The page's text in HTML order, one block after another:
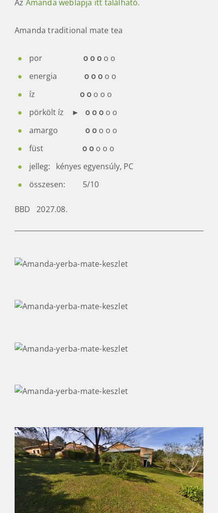
Az Amanda weblapja itt található.
Amanda traditional mate tea
por o o o o o
energia
o o o o o
íz o o o o o
pörkölt íz ► o o o o o
amargo o o o o o
füst o o o o o
jelleg: kényes egyensúly, PC
összesen: 5/10
BBD 2027.08.